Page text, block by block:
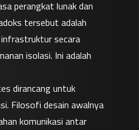
perangkat lunak dan
tersebut adalah
secara
isolasi. Ini adalah
dirancang untuk
Filosofi desain awalnya
komunikasi antar